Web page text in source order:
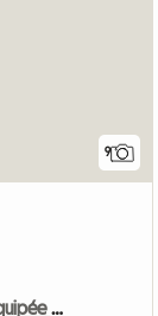
9
1 chambre, cuisine équipée ouverte sur le salon et douche+wc